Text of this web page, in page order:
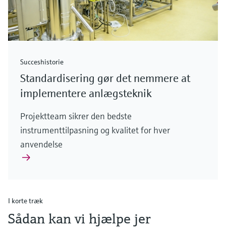
Succeshistorie
Standardisering gør det nemmere at
implementere anlægsteknik
Projektteam sikrer den bedste
instrumenttilpasning og kvalitet for hver
anvendelse
I korte træk
Sådan kan vi hjælpe jer